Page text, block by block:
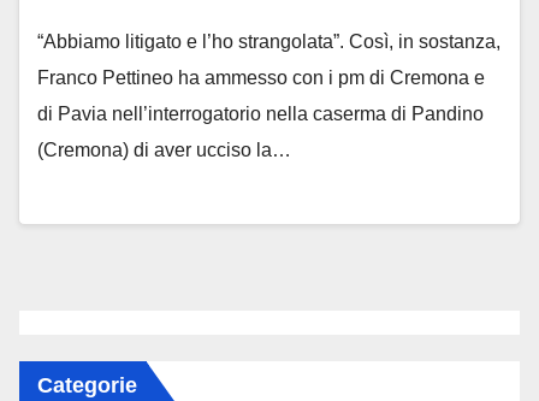
“Abbiamo litigato e l’ho strangolata”. Così, in sostanza,
Franco Pettineo ha ammesso con i pm di Cremona e
di Pavia nell’interrogatorio nella caserma di Pandino
(Cremona) di aver ucciso la…
Categorie